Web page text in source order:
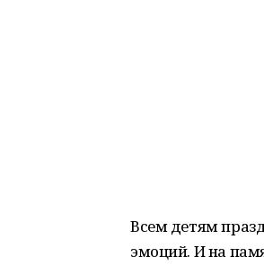
Всем детям
эмоций. И на